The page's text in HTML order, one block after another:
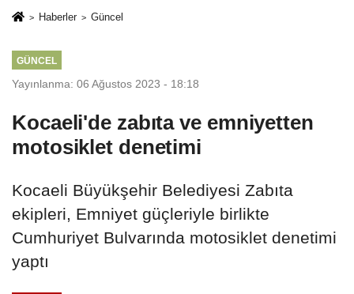
Protokolü
Haberler Güncel
GÜNCEL
Yayınlanma: 06 Ağustos 2023 - 18:18
Kocaeli'de zabıta ve emniyetten
motosiklet denetimi
Kocaeli Büyükşehir Belediyesi Zabıta
ekipleri, Emniyet güçleriyle birlikte
Cumhuriyet Bulvarında motosiklet denetimi
yaptı